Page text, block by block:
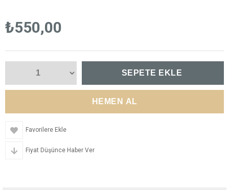
₺550,00
Favorilere Ekle
Fiyat Düşünce Haber Ver